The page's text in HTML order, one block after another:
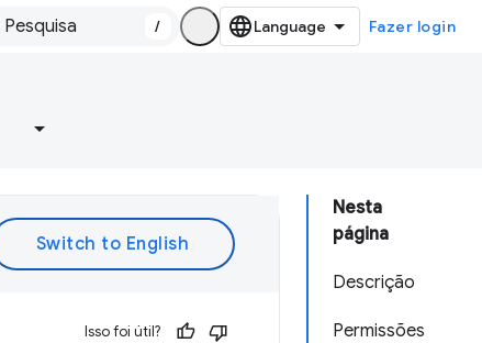
/ Fazer login
Nesta
página
Descrição
Permissões
Isso foi útil?